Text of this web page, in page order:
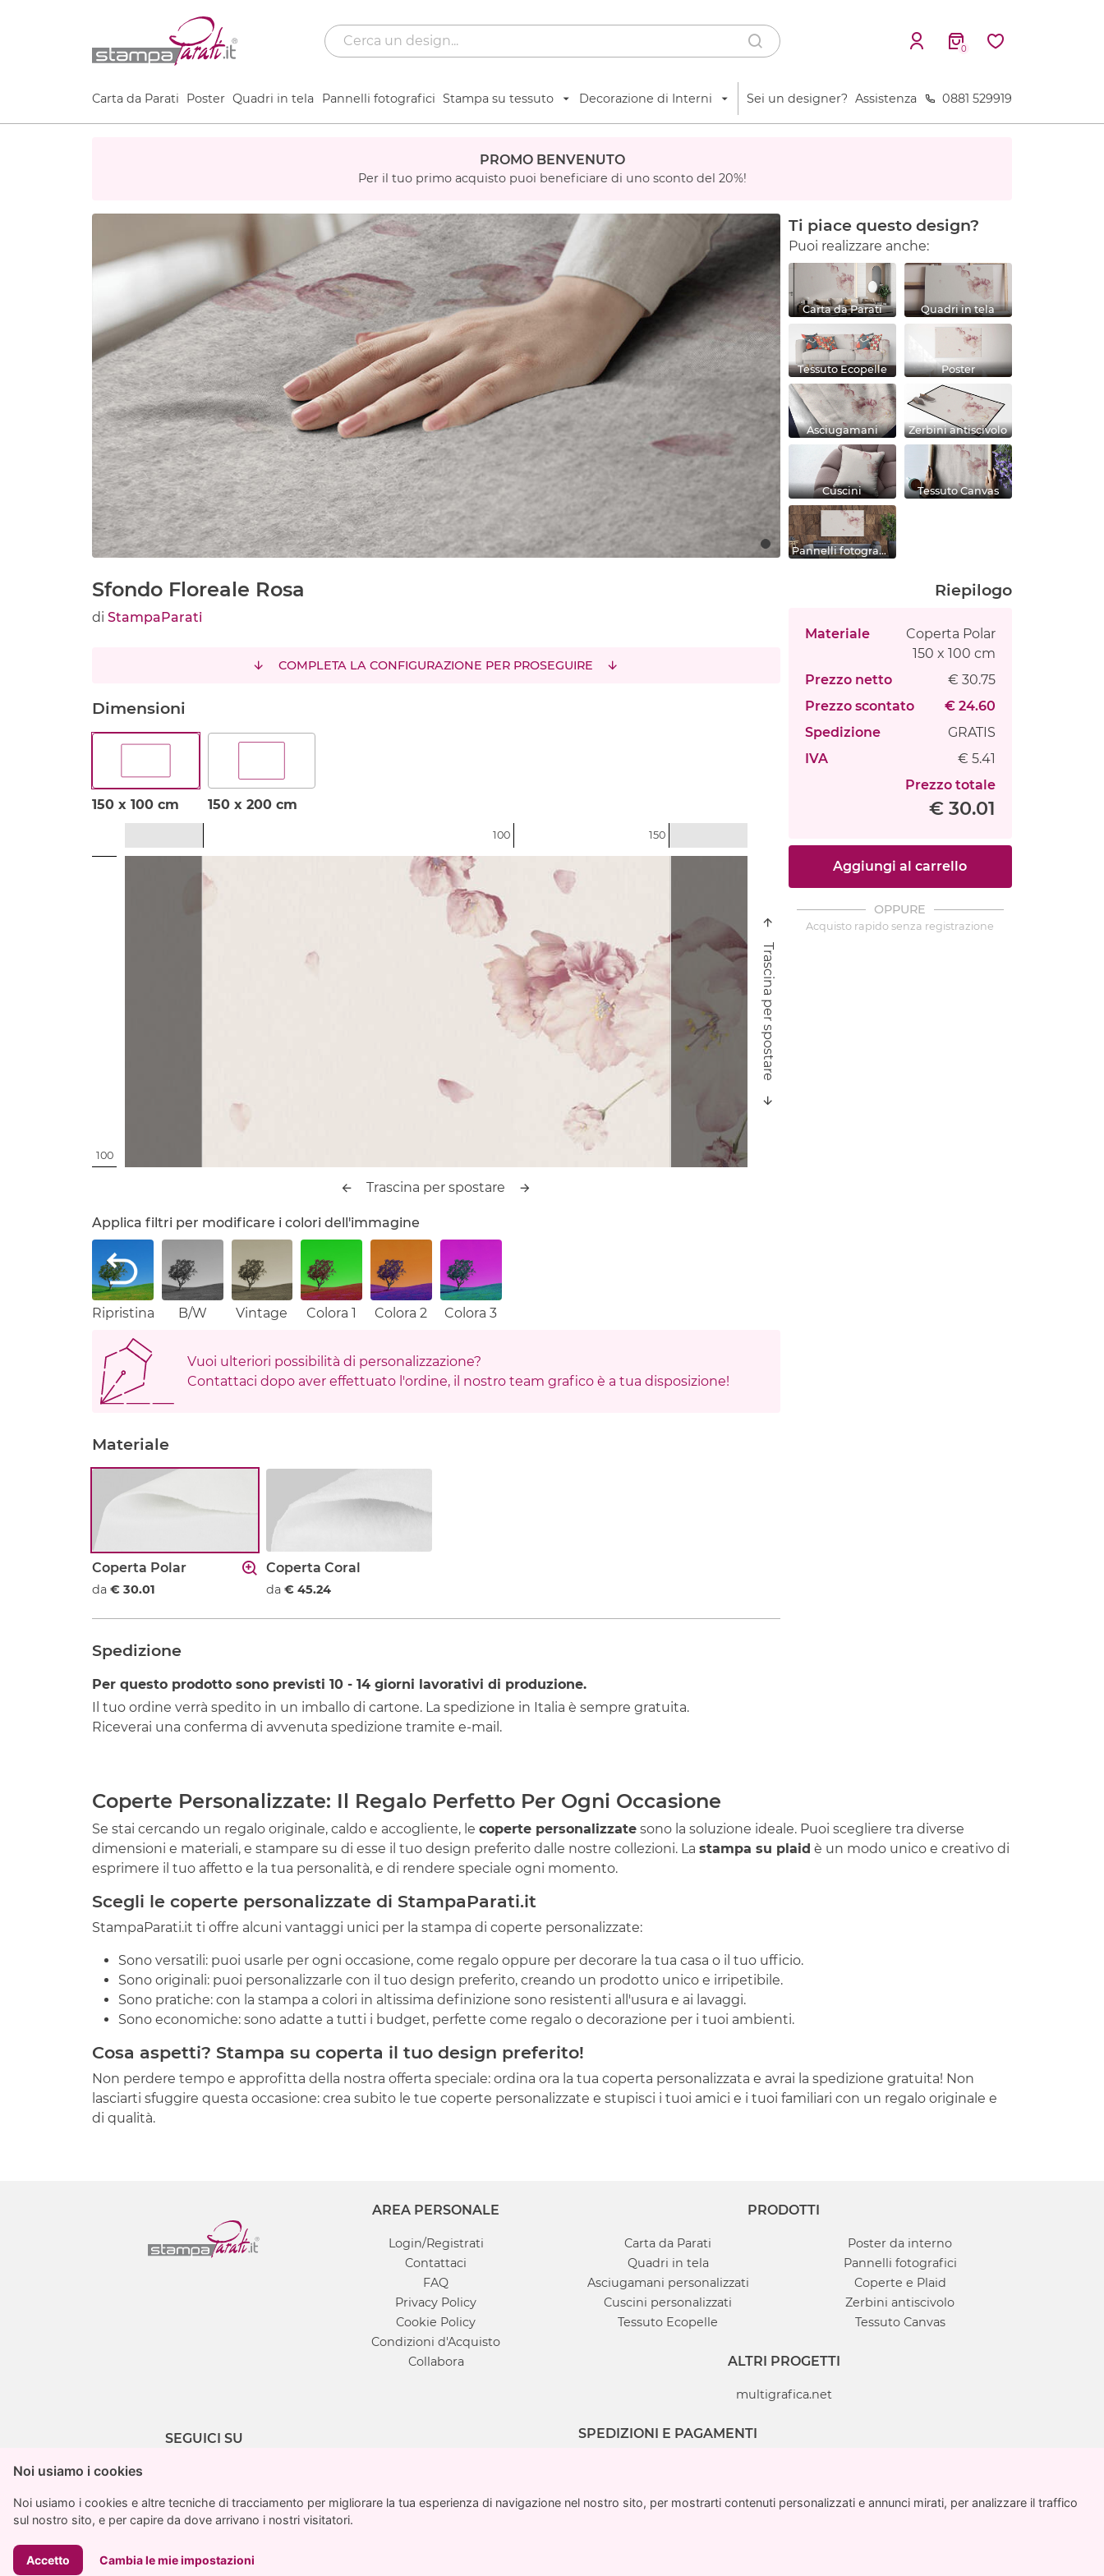
Noi usiamo i cookies
Noi usiamo i cookies e altre tecniche di tracciamento per migliorare la tua esperienza di navigazione nel nostro sito, per mostrarti contenuti personalizzati e annunci mirati, per analizzare il traffico
sul nostro sito, e per capire da dove arrivano i nostri visitatori.
Accetto Cambia le mie impostazioni
Noi usiamo i cookies
Noi usiamo i cookies e altre tecniche di tracciamento per migliorare la tua esperienza di navigazione nel nostro sito, per mostrarti contenuti personalizzati e annunci mirati, per analizzare il traffico
sul nostro sito, e per capire da dove arrivano i nostri visitatori.
Accetto Cambia le mie impostazioni
0
Carta da Parati Poster Quadri in tela Pannelli fotografici Stampa su tessuto Decorazione di Interni Sei un designer? Assistenza 0881 529919
PROMO BENVENUTO
Per il tuo primo acquisto puoi beneficiare di uno sconto del 20%!
Ti piace questo design?
Puoi realizzare anche:
Carta da Parati Quadri in tela
Tessuto Ecopelle Poster
Asciugamani Zerbini antiscivolo
Cuscini Tessuto Canvas
Pannelli fotografici
Sfondo Floreale Rosa
di StampaParati
COMPLETA LA CONFIGURAZIONE PER PROSEGUIRE
Dimensioni
150 x 100 cm 150 x 200 cm
100 150
100
Trascina per spostare
Trascina per spostare
Applica filtri per modificare i colori dell'immagine
Ripristina B/W Vintage Colora 1 Colora 2 Colora 3
Vuoi ulteriori possibilità di personalizzazione?
Contattaci dopo aver effettuato l'ordine, il nostro team grafico è a tua disposizione!
Materiale
Coperta Polar
da € 30.01
Coperta Coral
da € 45.24
Spedizione
Per questo prodotto sono previsti 10 - 14 giorni lavorativi di produzione.
Il tuo ordine verrà spedito in un imballo di cartone. La spedizione in Italia è sempre gratuita.
Riceverai una conferma di avvenuta spedizione tramite e-mail.
Riepilogo
Materiale
Coperta Polar
150 x 100 cm
Prezzo netto
€ 30.75
Prezzo scontato
€ 24.60
Spedizione
GRATIS
IVA
€ 5.41
Prezzo totale
€ 30.01
Aggiungi al carrello
OPPURE
Acquisto rapido senza registrazione
Coperte Personalizzate: Il Regalo Perfetto Per Ogni Occasione
Se stai cercando un regalo originale, caldo e accogliente, le coperte personalizzate sono la soluzione ideale. Puoi scegliere tra diverse
dimensioni e materiali, e stampare su di esse il tuo design preferito dalle nostre collezioni. La stampa su plaid è un modo unico e creativo di
esprimere il tuo affetto e la tua personalità, e di rendere speciale ogni momento.
Scegli le coperte personalizzate di StampaParati.it
StampaParati.it ti offre alcuni vantaggi unici per la stampa di coperte personalizzate:
Sono versatili: puoi usarle per ogni occasione, come regalo oppure per decorare la tua casa o il tuo ufficio.
Sono originali: puoi personalizzarle con il tuo design preferito, creando un prodotto unico e irripetibile.
Sono pratiche: con la stampa a colori in altissima definizione sono resistenti all'usura e ai lavaggi.
Sono economiche: sono adatte a tutti i budget, perfette come regalo o decorazione per i tuoi ambienti.
Cosa aspetti? Stampa su coperta il tuo design preferito!
Non perdere tempo e approfitta della nostra offerta speciale: ordina ora la tua coperta personalizzata e avrai la spedizione gratuita! Non
lasciarti sfuggire questa occasione: crea subito le tue coperte personalizzate e stupisci i tuoi amici e i tuoi familiari con un regalo originale e
di qualità.
SEGUICI SU
AREA PERSONALE
Login/Registrati
Contattaci
FAQ
Privacy Policy
Cookie Policy
Condizioni d'Acquisto
Collabora
PRODOTTI
Carta da Parati
Poster da interno
Quadri in tela
Pannelli fotografici
Asciugamani personalizzati
Coperte e Plaid
Cuscini personalizzati
Zerbini antiscivolo
Tessuto Ecopelle
Tessuto Canvas
ALTRI PROGETTI
multigrafica.net
SPEDIZIONI E PAGAMENTI